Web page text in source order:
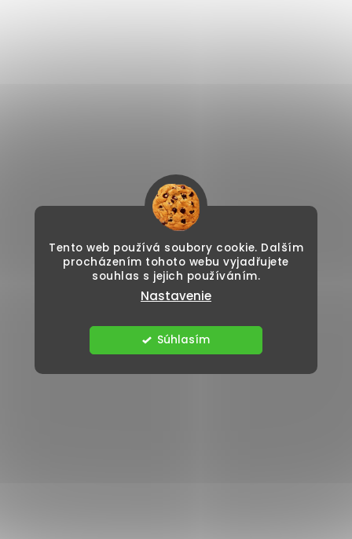
Tento web používá soubory cookie. Dalším
procházením tohoto webu vyjadřujete
souhlas s jejich používáním.
Nastavenie
Súhlasím